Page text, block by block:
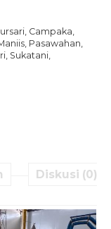
Campaka,
Pasawahan,
Sukatani,
Diskusi (0)